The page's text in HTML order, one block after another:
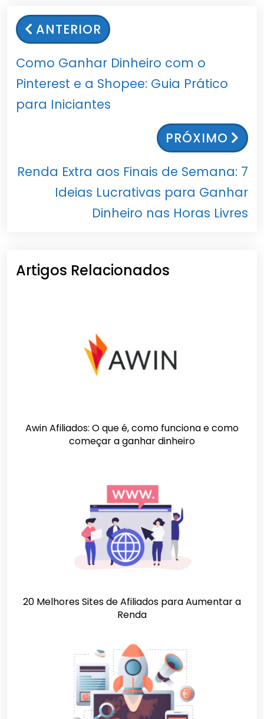
ANTERIOR
Como Ganhar Dinheiro com o
Pinterest e a Shopee: Guia Prático
para Iniciantes
PRÓXIMO
Renda Extra aos Finais de Semana: 7
Ideias Lucrativas para Ganhar
Dinheiro nas Horas Livres
Artigos Relacionados
Awin Afiliados: O que é, como funciona e como
começar a ganhar dinheiro
20 Melhores Sites de Afiliados para Aumentar a
Renda